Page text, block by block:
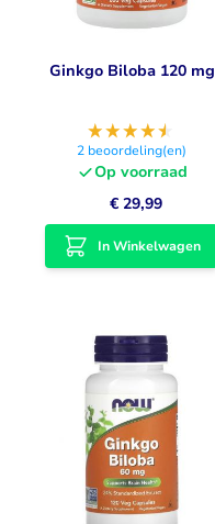
Ginkgo Biloba 120 mg
2 beoordeling(en)
Op voorraad
€ 29,99
In Winkelwagen